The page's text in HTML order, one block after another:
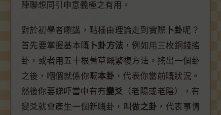
陣聯想同引申意義極之有用。
對於初學者嚟講，點樣由理論走到實際 卜卦呢？
首先要掌握基本嘅 卜卦方法 ，例如用三枚銅錢搖
卦，或者用五十根蓍草嘅繁複方法。搖出一個卦
之後，嗰個就係你嘅本卦 ，代表你當前嘅狀況。
然後你要睇吓當中有冇變爻 （老陽或老陰），有
變爻就會產生一個新嘅卦，叫做之卦 ，代表事情